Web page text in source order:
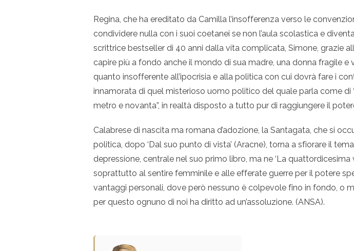
Regina, che ha ereditato da Camilla l’insofferenza verso le
condividere nulla con i suoi coetanei se non l’aula scolastica e
scrittrice bestseller di 40 anni dalla vita complicata, Simone, grazie
capire più a fondo anche il mondo di sua madre, una donna fragile e
quanto insofferente all’ipocrisia e alla politica con cui dovrà fare i
innamorata di quel misterioso uomo politico del quale parla come di
metro e novanta”, in realtà disposto a tutto pur di raggiungere il
Calabrese di nascita ma romana d’adozione, la Santagata, che si
politica, dopo ‘Dal suo punto di vista’ (Aracne), torna a sfiorare il
depressione, centrale nel suo primo libro, ma ne ‘La quattordicesima
soprattutto al sentire femminile e alle efferate guerre per il potere
vantaggi personali, dove però nessuno è colpevole fino in fondo, o
per questo ognuno di noi ha diritto ad un’assoluzione. (ANSA).